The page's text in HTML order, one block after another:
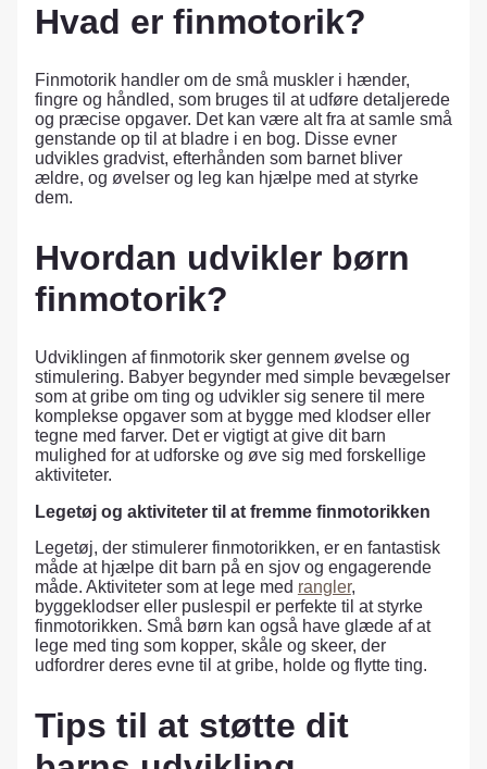
Hvad er finmotorik?
Finmotorik handler om de små muskler i hænder,
fingre og håndled, som bruges til at udføre detaljerede
og præcise opgaver. Det kan være alt fra at samle små
genstande op til at bladre i en bog. Disse evner
udvikles gradvist, efterhånden som barnet bliver
ældre, og øvelser og leg kan hjælpe med at styrke
dem.
Hvordan udvikler børn
finmotorik?
Udviklingen af finmotorik sker gennem øvelse og
stimulering. Babyer begynder med simple bevægelser
som at gribe om ting og udvikler sig senere til mere
komplekse opgaver som at bygge med klodser eller
tegne med farver. Det er vigtigt at give dit barn
mulighed for at udforske og øve sig med forskellige
aktiviteter.
Legetøj og aktiviteter til at fremme finmotorikken
Legetøj, der stimulerer finmotorikken, er en fantastisk
måde at hjælpe dit barn på en sjov og engagerende
måde. Aktiviteter som at lege med rangler,
byggeklodser eller puslespil er perfekte til at styrke
finmotorikken. Små børn kan også have glæde af at
lege med ting som kopper, skåle og skeer, der
udfordrer deres evne til at gribe, holde og flytte ting.
Tips til at støtte dit